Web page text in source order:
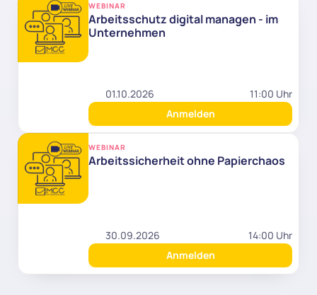
WEBINAR
Arbeitsschutz digital managen - im
Unternehmen
01.10.2026
11:00 Uhr
Anmelden
WEBINAR
Arbeitssicherheit ohne Papierchaos
30.09.2026
14:00 Uhr
Anmelden